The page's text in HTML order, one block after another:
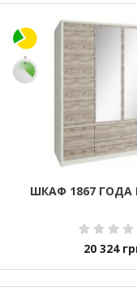
ШКАФ 1867
20 324